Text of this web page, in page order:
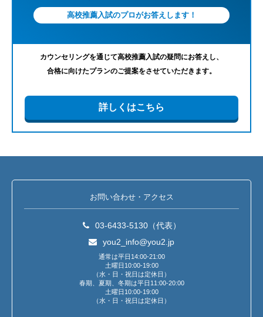
高校推薦入試のプロがお答えします！
カウンセリングを通じて高校推薦入試の疑問にお答えし、
合格に向けたプランのご提案をさせていただきます。
詳しくはこちら
お問い合わせ・アクセス
03-6433-5130（代表）
you2_info@you2.jp
通常は平日14:00-21:00
土曜日10:00-19:00
（水・日・祝日は定休日）
春期、夏期、冬期は平日11:00-20:00
土曜日10:00-19:00
（水・日・祝日は定休日）